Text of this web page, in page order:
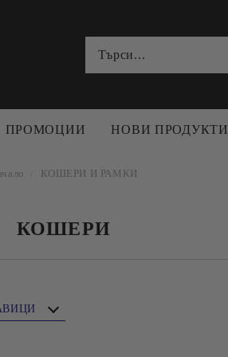
И
ПРОМОЦИИ НОВИ ПРОДУКТИ
КОШЕРИ И РАМКИ
КОШЕРИ